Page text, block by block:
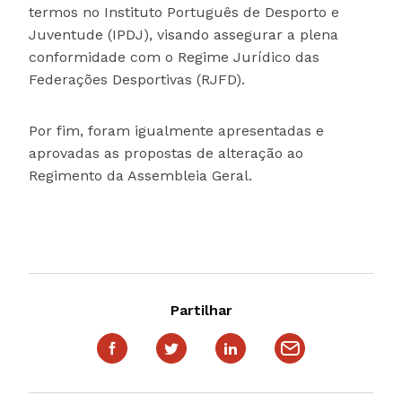
termos no Instituto Português de Desporto e
Juventude (IPDJ), visando assegurar a plena
conformidade com o Regime Jurídico das
Federações Desportivas (RJFD).
Por fim, foram igualmente apresentadas e
aprovadas as propostas de alteração ao
Regimento da Assembleia Geral.
Partilhar